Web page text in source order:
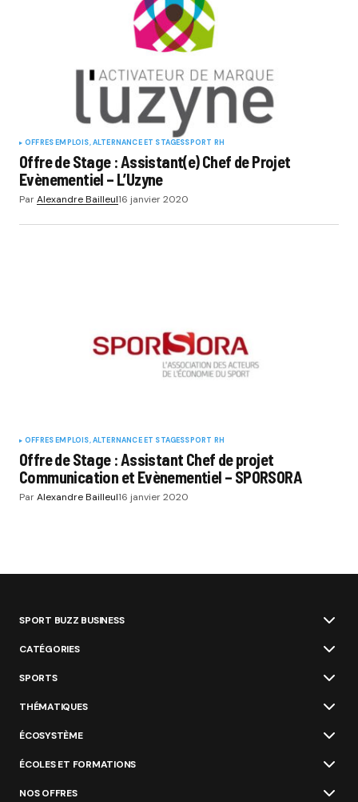
OFFRES EMPLOIS, ALTERNANCE ET STAGESSPORT RH
Offre de Stage : Assistant(e) Chef de Projet
Evènementiel – L’Uzyne
ParAlexandre Bailleul16 janvier 2020
OFFRES EMPLOIS, ALTERNANCE ET STAGESSPORT RH
Offre de Stage : Assistant Chef de projet
Communication et Evènementiel – SPORSORA
ParAlexandre Bailleul16 janvier 2020
SPORT BUZZ BUSINESS
CATÉGORIES
SPORTS
THÉMATIQUES
ÉCOSYSTÈME
ÉCOLES ET FORMATIONS
NOS OFFRES